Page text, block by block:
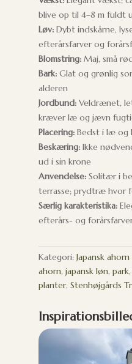
blive op til 4–8 m fuldt
Løv:Dybt indskårne,
efterårsfarver og
Blomstring:Maj, små
Bark:Glat og grønlig
alderen
Jordbund:Veldrænet,
kræver læ og jævn
Placering:Bedst i læ og
Beskæring:Ikke
ud i sin krone
Anvendelse:Solitær i
terrasse; prydtræ hvor
Særlig karakteristika:
efterårs- og
Kategori: Japansk ahorn
ahorn, japansk løn, park,
planter, Stenhøjgårds